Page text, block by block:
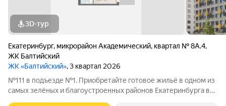
3D-тур
Екатеринбург, микрорайон Академический, квартал № 8А.4,
ЖК Балтийский
ЖК «Балтийский», 3 квартал 2026
№111 в подъезде №1. Приобретайте готовое жильё в одном из
самых зелёных и благоустроенных районов Екатеринбурга в